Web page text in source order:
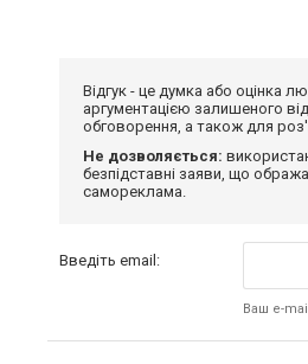
Відгук - це думка або оцінка
аргументацією залишеного
обговорення, а також для
Не дозволяється:
безпідставні заяви, що
самореклама.
Введіть email:
Ваш e-